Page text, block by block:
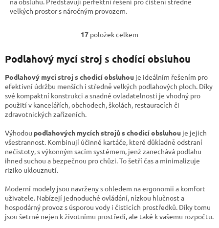
velkých prostor s náročným provozem.
O
l
d
a
c
í
v
k
y
v
i
s
u
17 položek celkem
Podlahový mycí stroj s chodící obsluhou
Podlahový mycí stroj s chodící obsluhou je ideálním řešením pro
efektivní údržbu menších i středně velkých podlahových ploch. Díky
své kompaktní konstrukci a snadné ovladatelnosti je vhodný pro
použití v kancelářích, obchodech, školách, restauracích či
zdravotnických zařízeních.
Výhodou podlahových mycích strojů s chodící obsluhou je jejich
všestrannost. Kombinují účinné kartáče, které důkladně odstraní
nečistoty, s výkonným sacím systémem, jenž zanechává podlahu
ihned suchou a bezpečnou pro chůzi. To šetří čas a minimalizuje
riziko uklouznutí.
Moderní modely jsou navrženy s ohledem na ergonomii a komfort
uživatele. Nabízejí jednoduché ovládání, nízkou hlučnost a
hospodárný provoz s úsporou vody i čisticích prostředků. Díky tomu
jsou šetrné nejen k životnímu prostředí, ale také k vašemu rozpočtu.